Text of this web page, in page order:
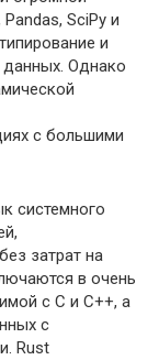
SciPy и
и
Однако
с большими
системного
затрат на
в очень
с C и C++, а
с
Rust